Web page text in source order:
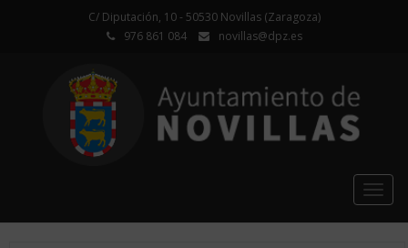
C/ Diputación, 10 - 50530 Novillas (Zaragoza)
976 861 084
novillas@dpz.es